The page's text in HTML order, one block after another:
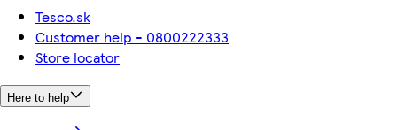
Tesco.sk
Customer help - 0800222333
Store locator
Here to help